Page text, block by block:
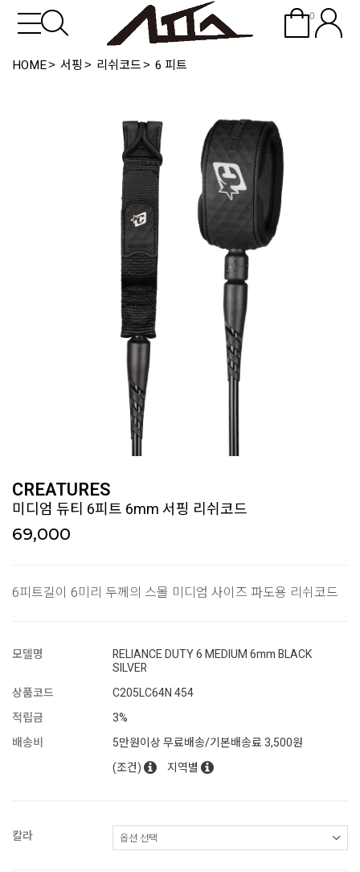
0
HOME 서핑 리쉬코드 6 피트
CREATURES
미디엄 듀티 6피트 6mm 서핑 리쉬코드
69,000
6피트길이 6미리 두께의 스몰 미디엄 사이즈 파도용 리쉬코드
모델명
RELIANCE DUTY 6 MEDIUM 6mm BLACK
SILVER
상품코드
C205LC64N 454
적립금
3%
배송비
5만원이상 무료배송/기본배송료 3,500원
(조건)
지역별
칼라